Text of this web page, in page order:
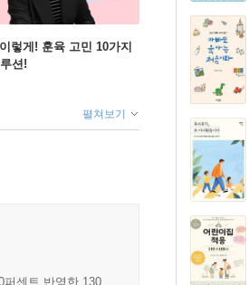
렇게! 훈육 고민 10가지
션!
펼쳐보기
센트 반영한 130